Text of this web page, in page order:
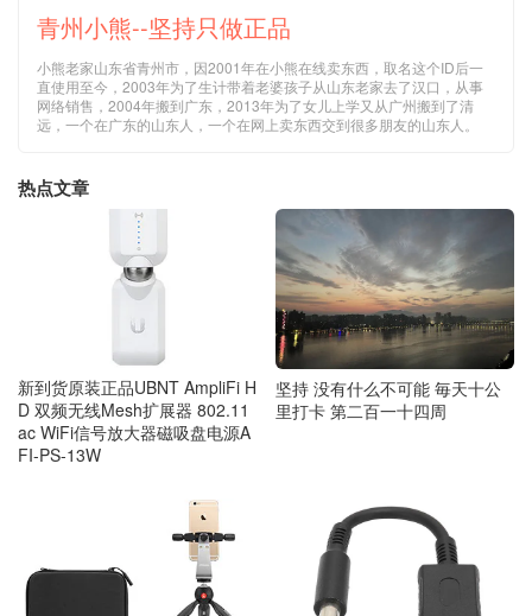
青州小熊--坚持只做正品
小熊老家山东省青州市，因2001年在小熊在线卖东西，取名这个ID后一
直使用至今，2003年为了生计带着老婆孩子从山东老家去了汉口，从事
网络销售，2004年搬到广东，2013年为了女儿上学又从广州搬到了清
远，一个在广东的山东人，一个在网上卖东西交到很多朋友的山东人。
热点文章
新到货原装正品UBNT AmpliFi H
D 双频无线Mesh扩展器 802.11
ac WiFi信号放大器磁吸盘电源A
FI-PS-13W
坚持 没有什么不可能 毎天十公
里打卡 第二百一十四周